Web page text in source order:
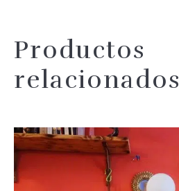
Productos
relacionados